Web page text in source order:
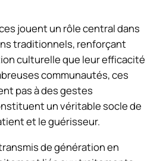
jouent un rôle central dans
traditionnels, renforçant
culturelle que leur efficacité
communautés, ces
pas à des gestes
un véritable socle de
et le guérisseur.
de génération en